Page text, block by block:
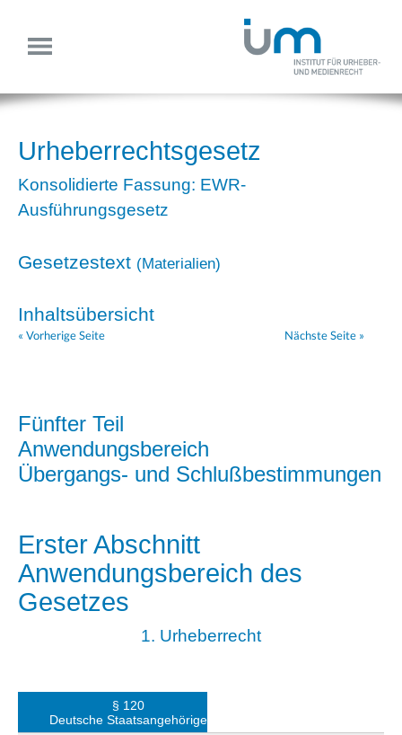
Urheberrechtsgesetz
Konsolidierte Fassung: EWR-
Ausführungsgesetz
Gesetzestext (Materialien)
Inhaltsübersicht
« Vorherige Seite Nächste Seite »
Fünfter Teil
Anwendungsbereich
Übergangs- und Schlußbestimmungen
Erster Abschnitt
Anwendungsbereich des
Gesetzes
1. Urheberrecht
§ 120
Deutsche Staatsangehörige